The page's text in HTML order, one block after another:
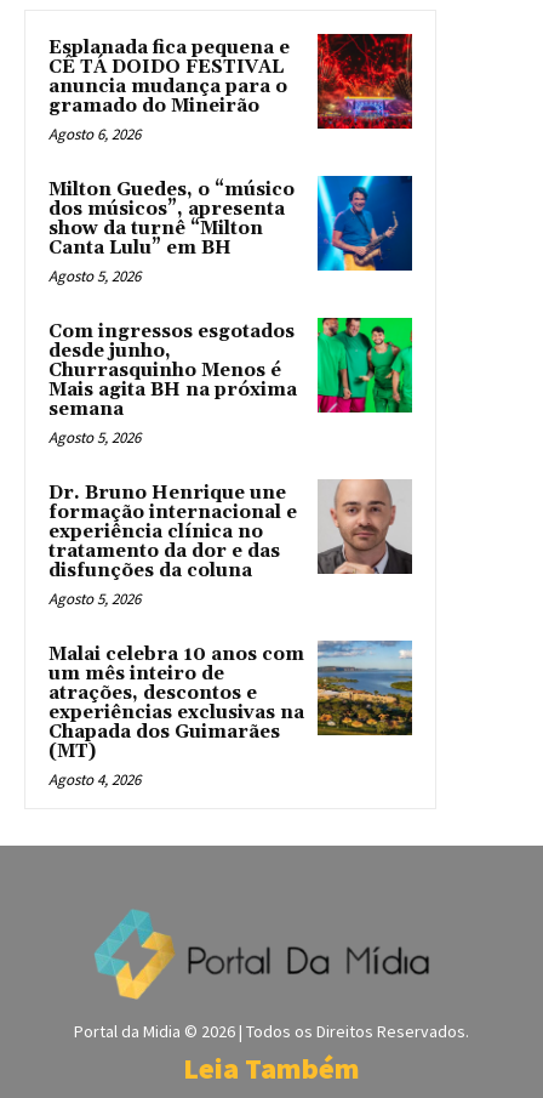
Esplanada fica pequena e
CÊ TÁ DOIDO FESTIVAL
anuncia mudança para o
gramado do Mineirão
Agosto 6, 2026
Milton Guedes, o “músico
dos músicos”, apresenta
show da turnê “Milton
Canta Lulu” em BH
Agosto 5, 2026
Com ingressos esgotados
desde junho,
Churrasquinho Menos é
Mais agita BH na próxima
semana
Agosto 5, 2026
Dr. Bruno Henrique une
formação internacional e
experiência clínica no
tratamento da dor e das
disfunções da coluna
Agosto 5, 2026
Malai celebra 10 anos com
um mês inteiro de
atrações, descontos e
experiências exclusivas na
Chapada dos Guimarães
(MT)
Agosto 4, 2026
Portal da Midia © 2026 | Todos os Direitos Reservados.
Leia Também